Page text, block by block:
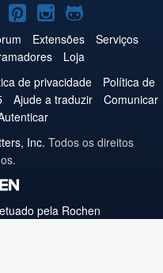
Joomla!
no
Pinterest
Joomla!
no
Instagram
Joomla!
no
GitHub
Extensões
Serviços
Loja
de privacidade
Política de
Ajude a traduzir
Comunicar
Inc. Todos os direitos
pela Rochen